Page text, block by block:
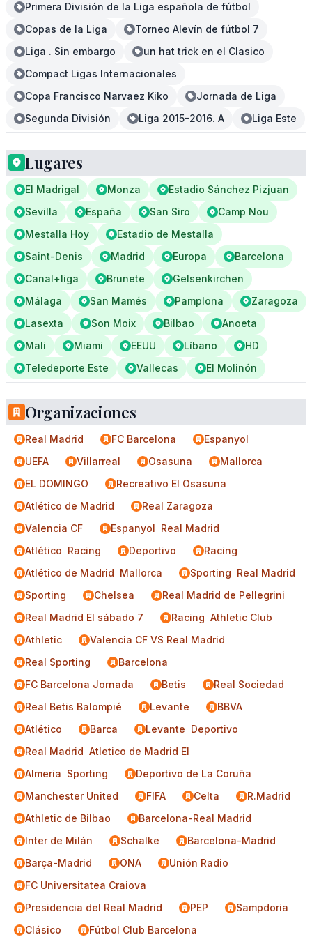
Primera División de la Liga española de fútbol
Copas de la Liga
Torneo Alevín de fútbol 7
Liga . Sin embargo
un hat trick en el Clasico
Compact Ligas Internacionales
Copa Francisco Narvaez Kiko
Jornada de Liga
Segunda División
Liga 2015-2016. A Liga Este
Lugares
El Madrigal Monza
Estadio Sánchez Pizjuan
Sevilla
España San Siro
Camp Nou
Mestalla Hoy
Estadio de Mestalla
Saint-Denis
Madrid Europa
Barcelona
Canal+liga
Brunete
Gelsenkirchen
Málaga
San Mamés Pamplona
Zaragoza
Lasexta
Son Moix Bilbao
Anoeta
Mali
Miami EEUU Líbano
HD
Teledeporte Este
Vallecas El Molinón
Organizaciones
Real Madrid FC Barcelona
Espanyol
UEFA
Villarreal Osasuna
Mallorca
EL DOMINGO
Recreativo El Osasuna
Atlético de Madrid
Real Zaragoza
Valencia CF
Espanyol  Real Madrid
Atlético  Racing
Deportivo
Racing
Atlético de Madrid  Mallorca
Sporting  Real Madrid
Sporting
Chelsea
Real Madrid de Pellegrini
Real Madrid El sábado 7
Racing  Athletic Club
Athletic
Valencia CF VS Real Madrid
Real Sporting
Barcelona
FC Barcelona Jornada
Betis
Real Sociedad
Real Betis Balompié
Levante
BBVA
Atlético
Barca
Levante  Deportivo
Real Madrid  Atletico de Madrid El
Almeria  Sporting
Deportivo de La Coruña
Manchester United
FIFA Celta
R.Madrid
Athletic de Bilbao
Barcelona-Real Madrid
Inter de Milán
Schalke
Barcelona-Madrid
Barça-Madrid
ONA
Unión Radio
FC Universitatea Craiova
Presidencia del Real Madrid
PEP
Sampdoria
Clásico
Fútbol Club Barcelona